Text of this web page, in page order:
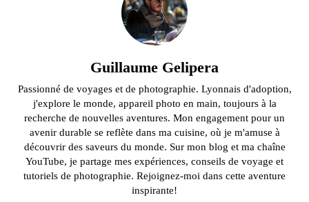
Guillaume Gelipera
Passionné de voyages et de photographie. Lyonnais d'adoption,
j'explore le monde, appareil photo en main, toujours à la
recherche de nouvelles aventures. Mon engagement pour un
avenir durable se reflète dans ma cuisine, où je m'amuse à
découvrir des saveurs du monde. Sur mon blog et ma chaîne
YouTube, je partage mes expériences, conseils de voyage et
tutoriels de photographie. Rejoignez-moi dans cette aventure
inspirante!